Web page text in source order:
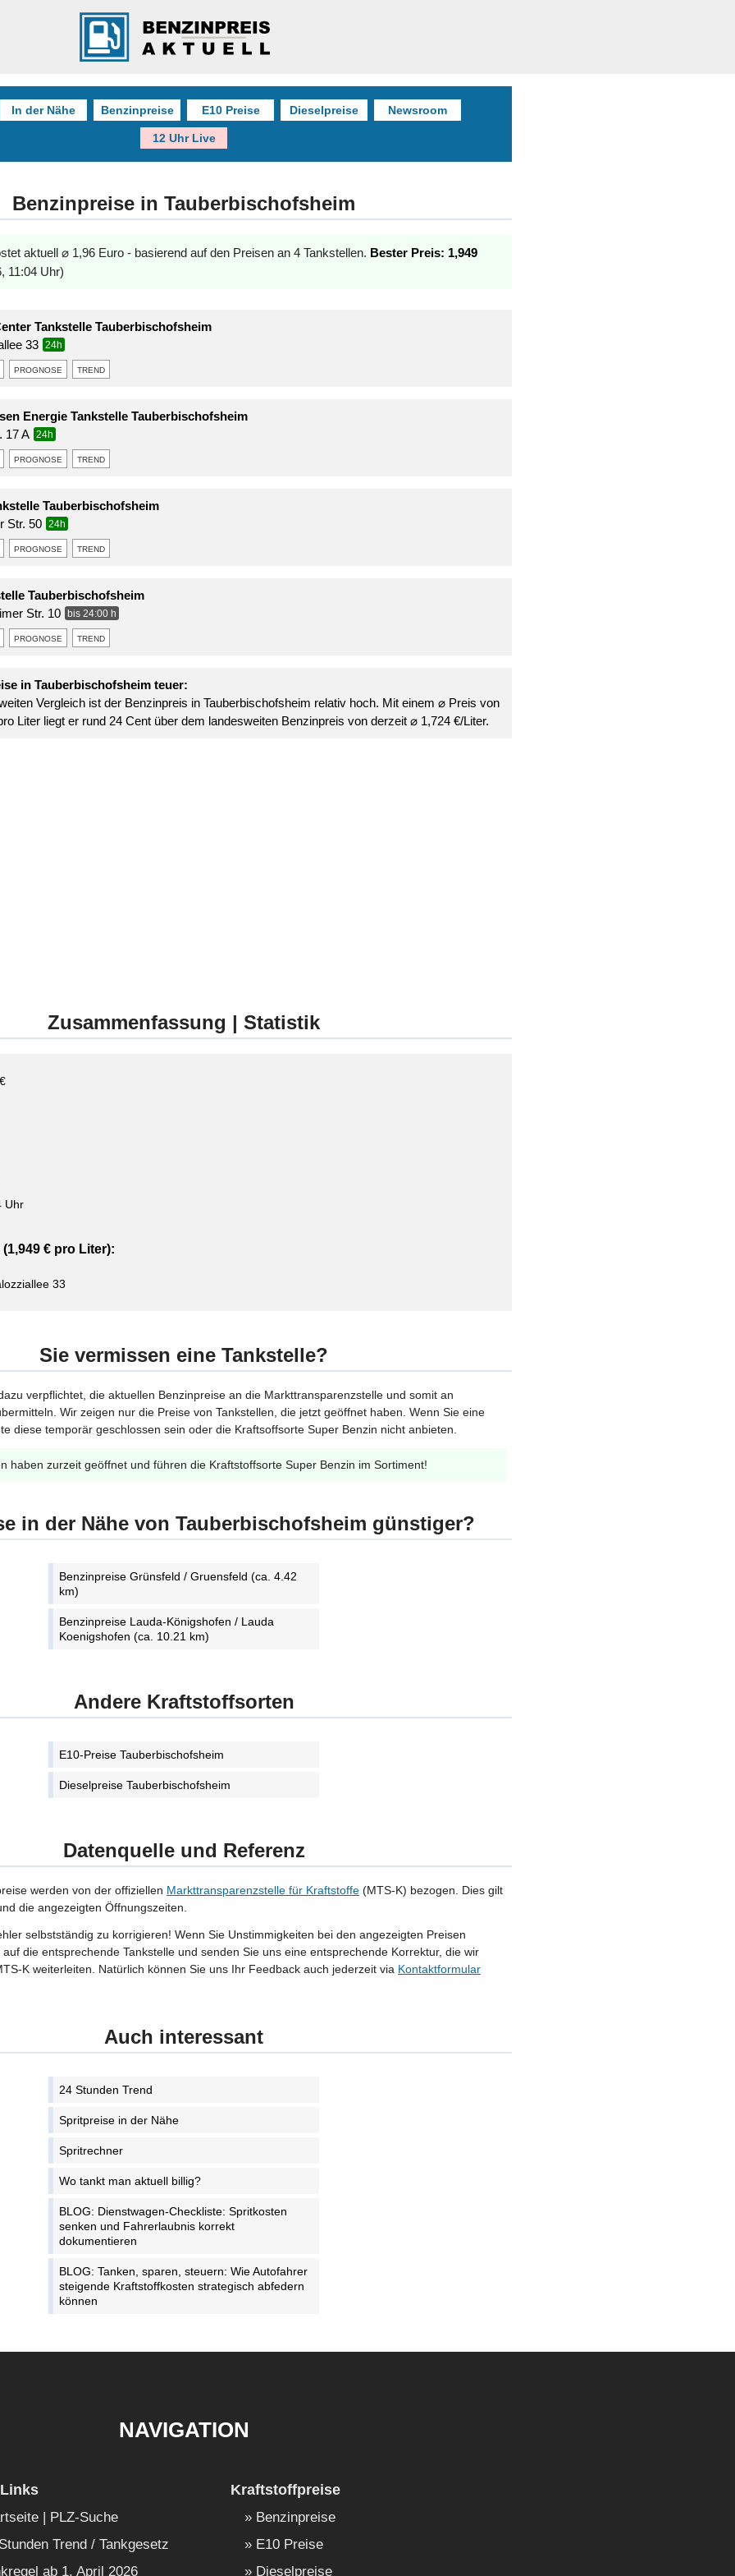
In der Nähe Benzinpreise E10 Preise Dieselpreise Newsroom
12 Uhr Live
Benzinpreise in Tauberbischofsheim
aktuell ⌀ 1,96 Euro - basierend auf den Preisen an 4 Tankstellen. Bester Preis: 1,949
11:04 Uhr)
Tankstelle Tauberbischofsheim
33
24h
prognose trend
Energie Tankstelle Tauberbischofsheim
17 A
24h
prognose trend
Tauberbischofsheim
Str. 50
24h
prognose trend
Tauberbischofsheim
Str. 10
bis 24:00 h
prognose trend
in Tauberbischofsheim teuer:
Vergleich ist der Benzinpreis in Tauberbischofsheim relativ hoch. Mit einem ⌀ Preis von
Liter liegt er rund 24 Cent über dem landesweiten Benzinpreis von derzeit ⌀ 1,724 €/Liter.
Zusammenfassung | Statistik
Uhr
€ pro Liter):
33
Sie vermissen eine Tankstelle?
verpflichtet, die aktuellen Benzinpreise an die Markttransparenzstelle und somit an
Wir zeigen nur die Preise von Tankstellen, die jetzt geöffnet haben. Wenn Sie eine
diese temporär geschlossen sein oder die Kraftsoffsorte Super Benzin nicht anbieten.
haben zurzeit geöffnet und führen die Kraftstoffsorte Super Benzin im Sortiment!
in der Nähe von Tauberbischofsheim günstiger?
Benzinpreise Grünsfeld / Gruensfeld (ca. 4.42
km)
Benzinpreise Lauda-Königshofen / Lauda
Koenigshofen (ca. 10.21 km)
Andere Kraftstoffsorten
E10-Preise Tauberbischofsheim
Dieselpreise Tauberbischofsheim
Datenquelle und Referenz
werden von der offiziellen Markttransparenzstelle für Kraftstoffe (MTS-K) bezogen. Dies gilt
die angezeigten Öffnungszeiten.
selbstständig zu korrigieren! Wenn Sie Unstimmigkeiten bei den angezeigten Preisen
die entsprechende Tankstelle und senden Sie uns eine entsprechende Korrektur, die wir
K weiterleiten. Natürlich können Sie uns Ihr Feedback auch jederzeit via Kontaktformular
Auch interessant
24 Stunden Trend
Spritpreise in der Nähe
Spritrechner
Wo tankt man aktuell billig?
BLOG: Dienstwagen-Checkliste: Spritkosten
senken und Fahrerlaubnis korrekt
dokumentieren
BLOG: Tanken, sparen, steuern: Wie Autofahrer
steigende Kraftstoffkosten strategisch abfedern
können
NAVIGATION
| PLZ-Suche
Trend / Tankgesetz
ab 1. April 2026
Kraftstoffpreise
Benzinpreise
E10 Preise
Dieselpreise